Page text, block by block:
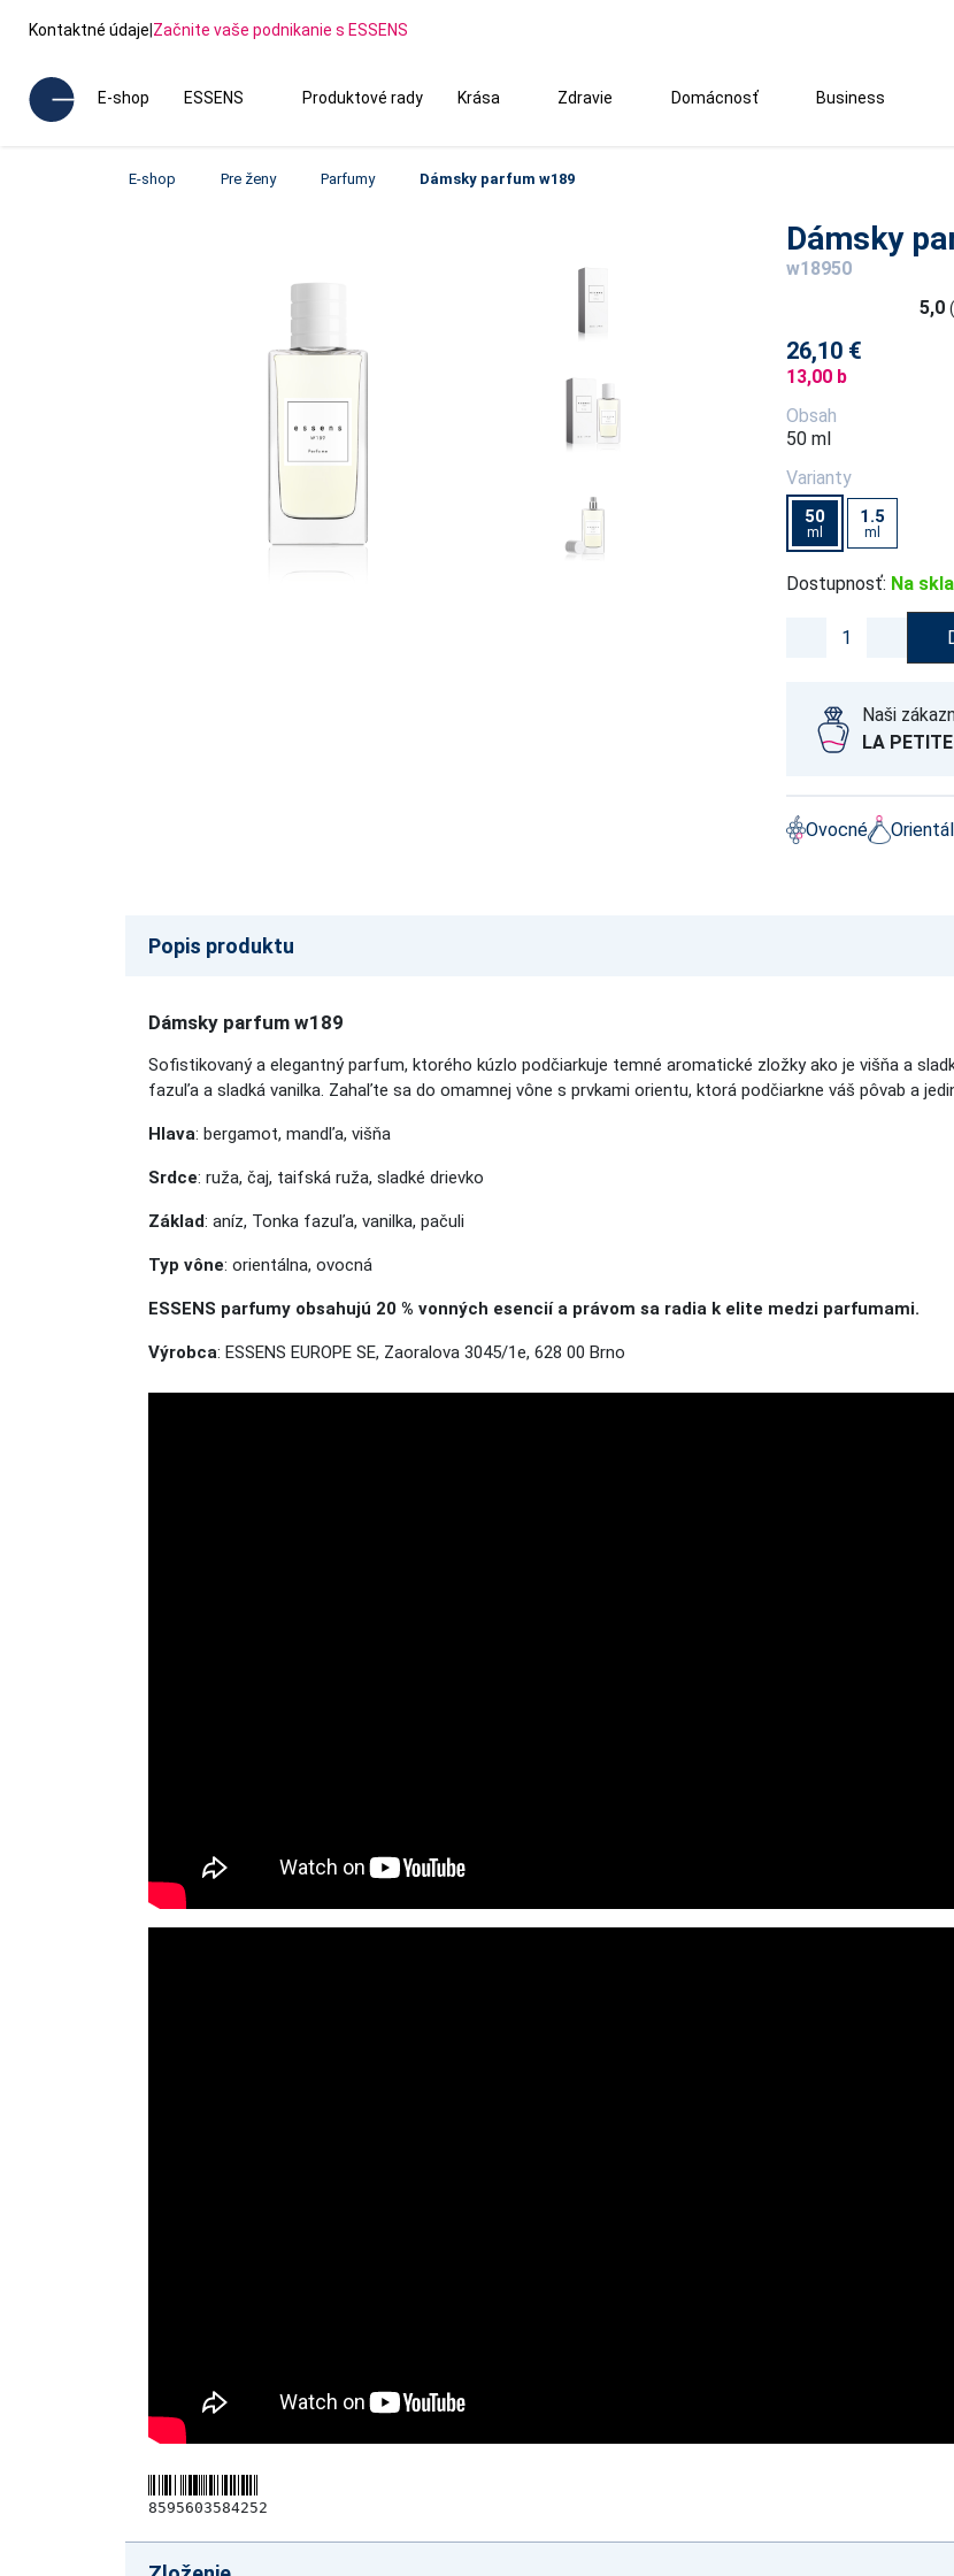
Kontaktné údaje|Začnite vaše podnikanie s ESSENS
E-shop ESSENS Produktové rady Krása Zdravie Domácnosť Business
E-shop Pre ženy Parfumy Dámsky parfum w189
Dámsky
w18950
5,0
26,10 €
13,00 b
Obsah
50 ml
Varianty
50
ml
1.5
ml
Dostupnosť: Na
Naši
LA
Ovocné
Popis produktu
Dámsky parfum w189
Sofistikovaný a elegantný parfum, ktorého kúzlo podčiarkuje temné aromatické zložky ako je višňa a
fazuľa a sladká vanilka. Zahaľte sa do omamnej vône s prvkami orientu, ktorá podčiarkne váš pôvab a
Hlava: bergamot, mandľa, višňa
Srdce: ruža, čaj, taifská ruža, sladké drievko
Základ: aníz, Tonka fazuľa, vanilka, pačuli
Typ vône: orientálna, ovocná
ESSENS parfumy obsahujú 20 % vonných esencií a právom sa radia k elite medzi parfumami.
Výrobca: ESSENS EUROPE SE, Zaoralova 3045/1e, 628 00 Brno
8595603584252